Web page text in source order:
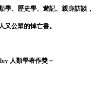
學、歷史學、遊記、親身訪談，
又公眾的悼亡書。
人類學著作獎－